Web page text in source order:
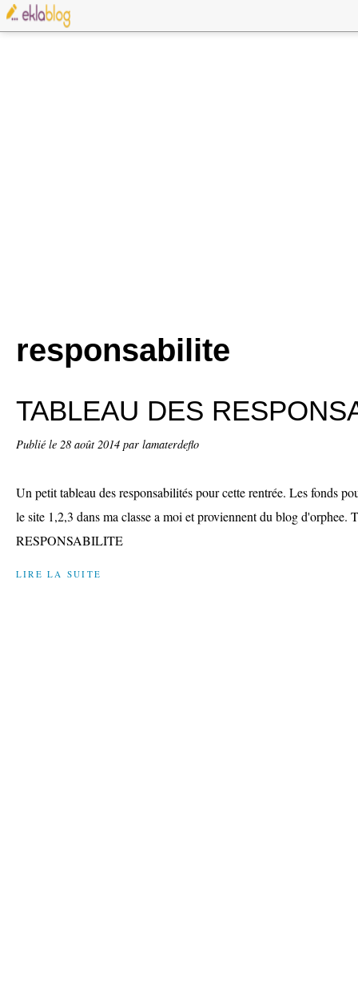
responsabilite
TABLEAU DES
Publié le 28 août 2014 par lamaterdeflo
Un petit tableau des responsabilités pour cette rentrée. Les fonds
le site 1,2,3 dans ma classe a moi et proviennent du blog
RESPONSABILITE
LIRE LA SUITE